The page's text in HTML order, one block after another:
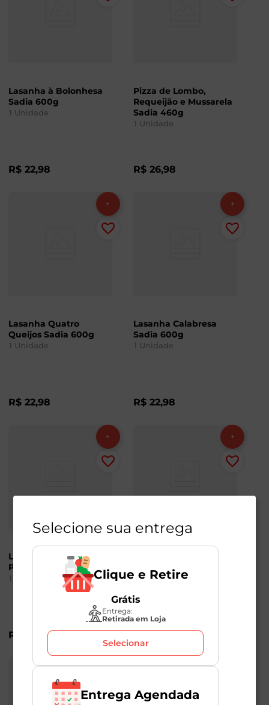
Lasanha à Bolonhesa
Sadia 600g
1 Unidade
R$ 22,98
Pizza de Lombo,
Requeijão e Mussarela
Sadia 460g
1 Unidade
R$ 26,98
Lasanha Quatro
Queijos Sadia 600g
1 Unidade
R$ 22,98
Lasanha Calabresa
Sadia 600g
1 Unidade
R$ 22,98
Lasanha Peito de
Peru Sadia 600g
1
R$ 98
Osborne 700ml
1 Unidade
R$ 139,49
R$ 99,99 %
Selecione sua entrega
Clique e Retire
Grátis
Entrega:
Retirada em Loja
Selecionar
Entrega Agendada